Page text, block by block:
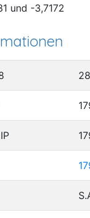
und -3,7172